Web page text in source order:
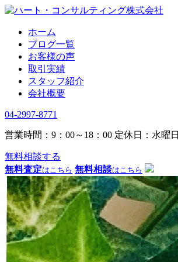
ホーム
ブログ一覧
お客様の声
取引実績
スタッフ紹介
会社概要
04-2997-8771
営業時間：9：00～18：00 定休日：水曜日
無料相談する
無料査定はこちら 無料相談はこちら